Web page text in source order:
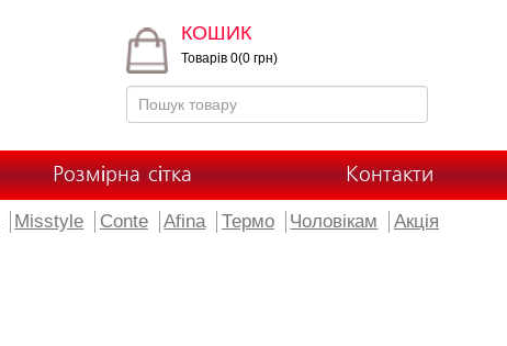
КОШИК
Товарів 0(0 грн)
Розмірна сітка Контакти
Misstyle Conte Afina Термо Чоловікам Акція